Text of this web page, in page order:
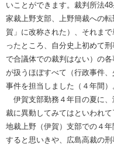
いことができます。裁判所法
家裁上野支部、上野簡裁への
賀」に改称された）、それま
ったところ、自分史上初めて
で合議体での裁判はない）の
が扱うほぼすべて（行政事件
事件を担当しました（４年間）
伊賀支部勤務４年目の夏に
裁に異動してみてはといわれ
地裁上野（伊賀）支部での４
すると思いきや、広島高裁の